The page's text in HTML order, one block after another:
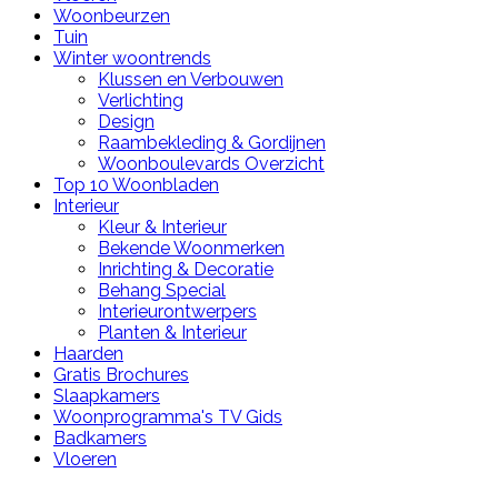
Woonbeurzen
Tuin
Winter woontrends
Klussen en Verbouwen
Verlichting
Design
Raambekleding & Gordijnen
Woonboulevards Overzicht
Top 10 Woonbladen
Interieur
Kleur & Interieur
Bekende Woonmerken
Inrichting & Decoratie
Behang Special
Interieurontwerpers
Planten & Interieur
Haarden
Gratis Brochures
Slaapkamers
Woonprogramma's TV Gids
Badkamers
Vloeren